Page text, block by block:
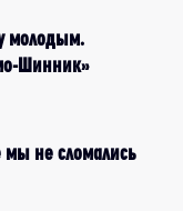
молодым.
Шинник»
мы не сломались